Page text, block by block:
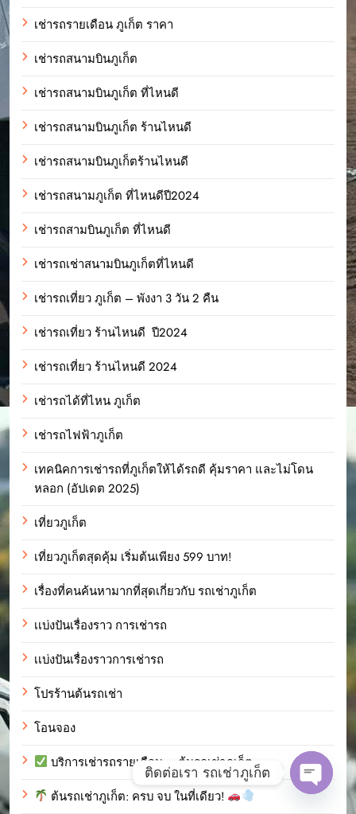
เช่ารถรายเดือน ภูเก็ต ราคา
เช่ารถสนามบินภูเก็ต
เช่ารถสนามบินภูเก็ต ที่ไหนดี
เช่ารถสนามบินภูเก็ต ร้านไหนดี
เช่ารถสนามบินภูเก็ตร้านไหนดี
เช่ารถสนามภูเก็ต ที่ไหนดีปี2024
เช่ารถสามบินภูเก็ต ที่ไหนดี
เช่ารถเช่าสนามบินภูเก็ตที่ไหนดี
เช่ารถเที่ยว ภูเก็ต – พังงา 3 วัน 2 คืน
เช่ารถเที่ยว ร้านไหนดี ปี2024
เช่ารถเที่ยว ร้านไหนดี 2024
เช่ารถได้ที่ไหน ภูเก็ต
เช่ารถไฟฟ้าภูเก็ต
เทคนิคการเช่ารถที่ภูเก็ตให้ได้รถดี คุ้มราคา และไม่โดน
หลอก (อัปเดต 2025)
เที่ยวภูเก็ต
เที่ยวภูเก็ตสุดคุ้ม เริ่มต้นเพียง 599 บาท!
เรื่องที่คนค้นหามากที่สุดเกี่ยวกับ รถเช่าภูเก็ต
เเบ่งปันเรื่องราว การเช่ารถ
เเบ่งปันเรื่องราวการเช่ารถ
โปรร้านต้นรถเช่า
โอนจอง
บริการเช่ารถรายเดือน – ต้นรถเช่าภูเก็ต
ต้นรถเช่าภูเก็ต: ครบ จบ ในที่เดียว!
ติดต่อเรา รถเช่าภูเก็ต
Open